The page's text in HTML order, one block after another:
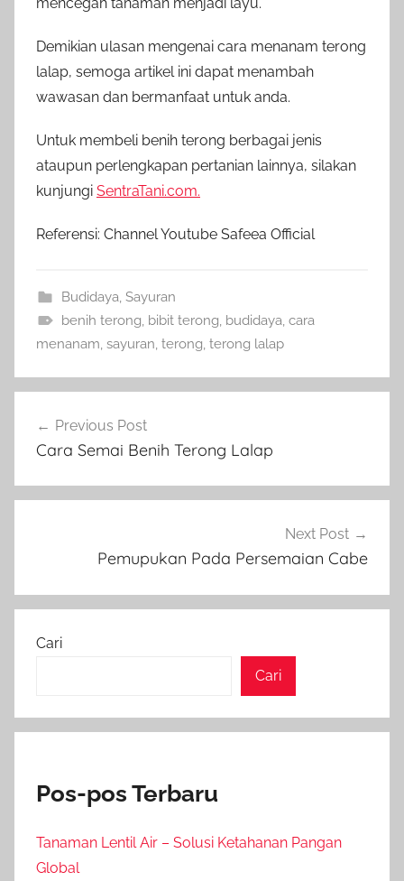
Demikian ulasan mengenai cara menanam terong
lalap, semoga artikel ini dapat menambah
wawasan dan bermanfaat untuk anda.
Untuk membeli benih terong berbagai jenis
ataupun perlengkapan pertanian lainnya, silakan
kunjungi SentraTani.com.
Referensi: Channel Youtube Safeea Official
Budidaya, Sayuran
benih terong, bibit terong, budidaya, cara
menanam, sayuran, terong, terong lalap
pos
Previous Post
Cara Semai Benih Terong Lalap
Next Post
Pemupukan Pada Persemaian Cabe
Cari
Cari
Pos-pos Terbaru
Tanaman Lentil Air – Solusi Ketahanan Pangan
Global